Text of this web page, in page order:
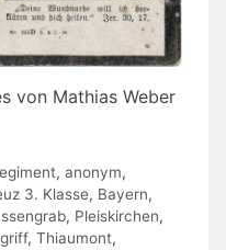
von Mathias Weber
, anonym,
3. Klasse, Bayern,
, Pleiskirchen,
, Thiaumont,